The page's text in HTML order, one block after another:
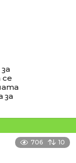
за
706 10